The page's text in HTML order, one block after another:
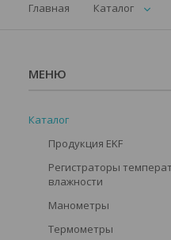
Главная Каталог
Каталог
Продукция EKF
Регистраторы
влажности
Манометры
Термометры